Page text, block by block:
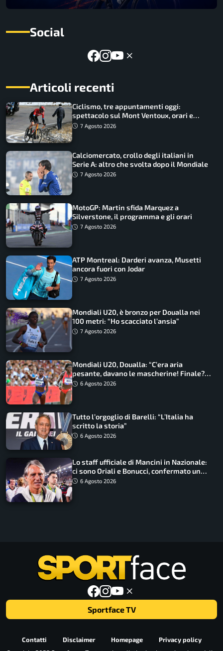
Social
Articoli recenti
Ciclismo, tre appuntamenti oggi:
spettacolo sul Mont Ventoux, orari e
come vederli
7 Agosto 2026
Calciomercato, crollo degli italiani in
Serie A: altro che svolta dopo il Mondiale
7 Agosto 2026
MotoGP: Martin sfida Marquez a
Silverstone, il programma e gli orari
7 Agosto 2026
ATP Montreal: Darderi avanza, Musetti
ancora fuori con Jodar
7 Agosto 2026
Mondiali U20, è bronzo per Doualla nei
100 metri: “Ho scacciato l’ansia”
7 Agosto 2026
Mondiali U20, Doualla: “C’era aria
pesante, davano le mascherine! Finale?
Non ho nulla da perdere”
6 Agosto 2026
Tutto l’orgoglio di Barelli: “L’Italia ha
scritto la storia”
6 Agosto 2026
Lo staff ufficiale di Mancini in Nazionale:
ci sono Oriali e Bonucci, confermato un
ritorno
6 Agosto 2026
Sportface TV
Contatti Disclaimer Homepage
Privacy policy